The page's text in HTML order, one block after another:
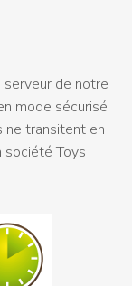
de notre
mode sécurisé
ne transitent en
société Toys